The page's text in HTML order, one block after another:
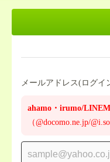
メールアドレス(ログイ
ahamo・irumo/
（@docomo.ne.jp/